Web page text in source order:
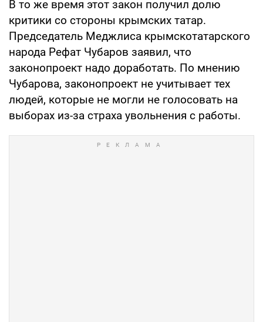
В то же время этот закон получил долю
критики со стороны крымских татар.
Председатель Меджлиса крымскотатарского
народа Рефат Чубаров заявил, что
законопроект надо доработать. По мнению
Чубарова, законопроект не учитывает тех
людей, которые не могли не голосовать на
выборах из-за страха увольнения с работы.